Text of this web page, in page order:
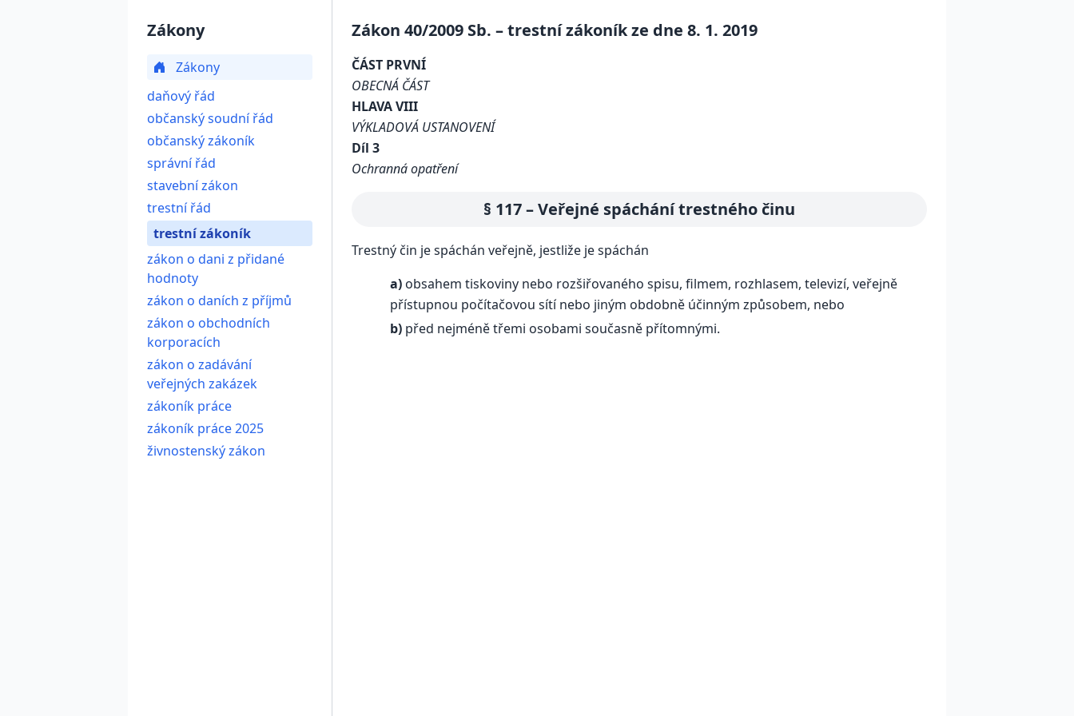
Zákony
Zákony
daňový řád
občanský soudní řád
občanský zákoník
správní řád
stavební zákon
trestní řád
trestní zákoník
zákon o dani z přidané
hodnoty
zákon o daních z příjmů
zákon o obchodních
korporacích
zákon o zadávání
veřejných zakázek
zákoník práce
zákoník práce 2025
živnostenský zákon
Zákon 40/2009 Sb. – trestní zákoník ze dne 8. 1. 2019
ČÁST PRVNÍ
OBECNÁ ČÁST
HLAVA VIII
VÝKLADOVÁ USTANOVENÍ
Díl 3
Ochranná opatření
§ 117 – Veřejné spáchání trestného činu
Trestný čin je spáchán veřejně, jestliže je spáchán
a) obsahem tiskoviny nebo rozšiřovaného spisu, filmem, rozhlasem, televizí, veřejně
přístupnou počítačovou sítí nebo jiným obdobně účinným způsobem, nebo
b) před nejméně třemi osobami současně přítomnými.